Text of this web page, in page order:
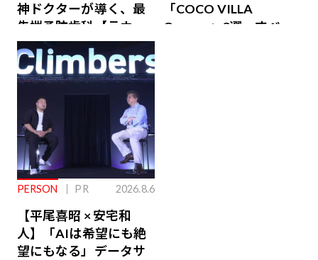
神ドクターが導く、最
先端予防歯科【ラウン
ジ会員特典あり】
「COCO VILLA
Owners」3選。すべて
PERSON PR 2026.8.6
【平尾喜昭 × 安宅和
人】「AIは希望にも絶
望にもなる」データサ